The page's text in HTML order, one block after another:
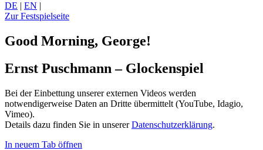
DE | EN |
Zur Festspielseite
Good Morning, George!
Ernst Puschmann – Glockenspiel
Bei der Einbettung unserer externen Videos werden
notwendigerweise Daten an Dritte übermittelt (YouTube, Idagio,
Vimeo).
Details dazu finden Sie in unsererDatenschutzerklärung.
In neuem Tab öffnen